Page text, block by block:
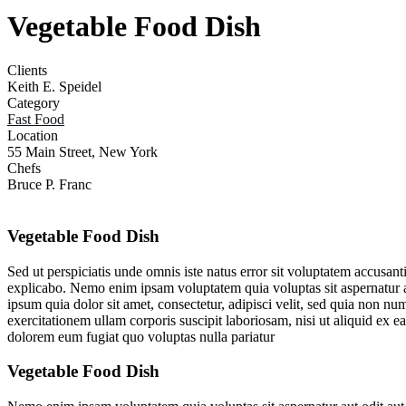
Vegetable Food Dish
Clients
Keith E. Speidel
Category
Fast Food
Location
55 Main Street, New York
Chefs
Bruce P. Franc
Vegetable Food Dish
Sed ut perspiciatis unde omnis iste natus error sit voluptatem
explicabo. Nemo enim ipsam voluptatem quia voluptas sit
ipsum quia dolor sit amet, consectetur, adipisci velit, sed quia non
exercitationem ullam corporis suscipit laboriosam, nisi ut aliquid ex
dolorem eum fugiat quo voluptas nulla pariatur
Vegetable Food Dish